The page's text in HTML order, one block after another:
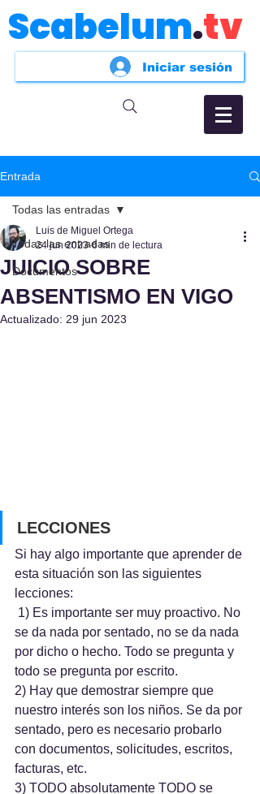
Scabelum.tv
Iniciar sesión
Entrada
Todas las entradas
Documentos
Todas las entradas
JUICIO SOBRE
ABSENTISMO EN VIGO
Luis de Miguel Ortega
24 jun 2023 6 min de lectura
Actualizado: 29 jun 2023
LECCIONES
Si hay algo importante que aprender de
esta situación son las siguientes
lecciones:
se da nada por sentado, no se da nada
por dicho o hecho. Todo se pregunta y
todo se pregunta por escrito.
2) Hay que demostrar siempre que
nuestro interés son los niños. Se da por
sentado, pero es necesario probarlo
con documentos, solicitudes, escritos,
facturas, etc.
3) TODO absolutamente TODO se